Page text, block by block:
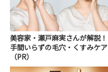
美容家・瀬戸麻実さんが解説！
手間いらずの毛穴・くすみケア
（PR）